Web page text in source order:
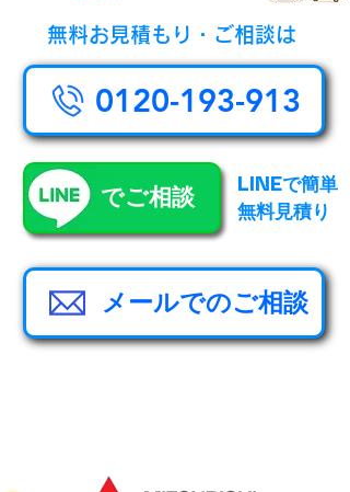
無料お見積もり・ご相談は
0120-193-913
​でご相談
LINEで簡単
無料見積り
メールでのご相談